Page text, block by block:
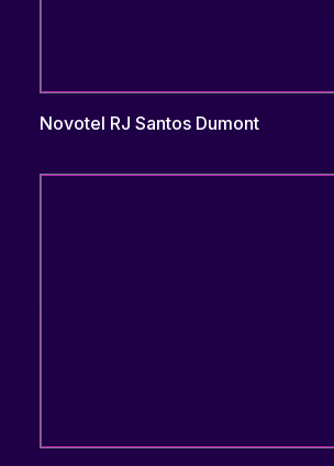
Novotel RJ Santos Dumont